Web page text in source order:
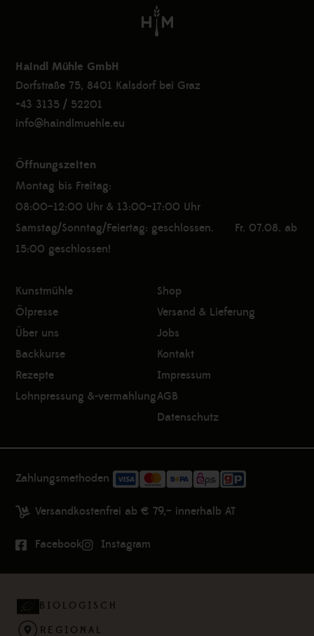
Haindl Mühle GmbH
Dorfstraße 75, 8401 Kalsdorf bei Graz
+43 3135 / 52201
info@haindlmuehle.eu
Öffnungszeiten
Montag bis Freitag:
08:00–12:00 Uhr & 13:00–17:00 Uhr
Samstag/Sonntag/Feiertag: geschlossen. Fr. 07.08. ab
15:00 geschlossen!
Kunstmühle
Ölpresse
Über uns
Backkurse
Rezepte
Lohnpressung &-vermahlung
Shop
Versand & Lieferung
Jobs
Kontakt
Impressum
AGB
Datenschutz
Zahlungsmethoden
Versandkostenfrei ab € 79,– innerhalb AT
Facebook Instagram
BIOLOGISCH
REGIONAL